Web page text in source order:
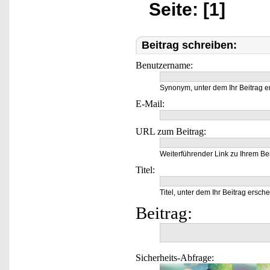
Seite: [1]
Beitrag schreiben:
Benutzername:
Synonym, unter dem Ihr Beitrag
E-Mail:
URL zum Beitrag:
Weiterführender Link zu Ihrem
Titel:
Titel, unter dem Ihr Beitrag
Beitrag:
Sicherheits-Abfrage: